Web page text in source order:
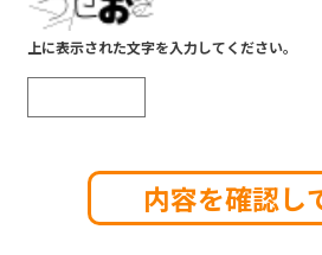
上に表示された文字を入力してください。